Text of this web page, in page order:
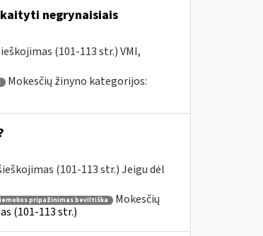
negrynaisiais
(101-113 str.) VMI,
Mokesčių žinyno kategorijos:
(101-113 str.) Jeigu dėl
pripažinimas beviltiška
Mokesčių
(101-113 str.)